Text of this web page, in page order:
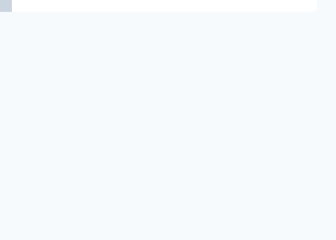
y va a exigirle cuentas al